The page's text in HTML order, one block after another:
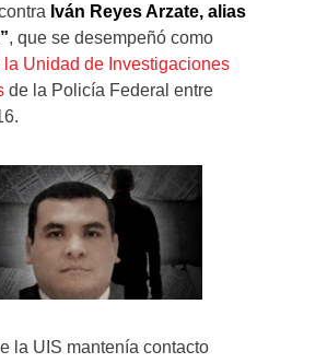
Iván Reyes Arzate, alias
, que se desempeñó como
la Unidad de Investigaciones
de la Policía Federal entre
la UIS mantenía contacto